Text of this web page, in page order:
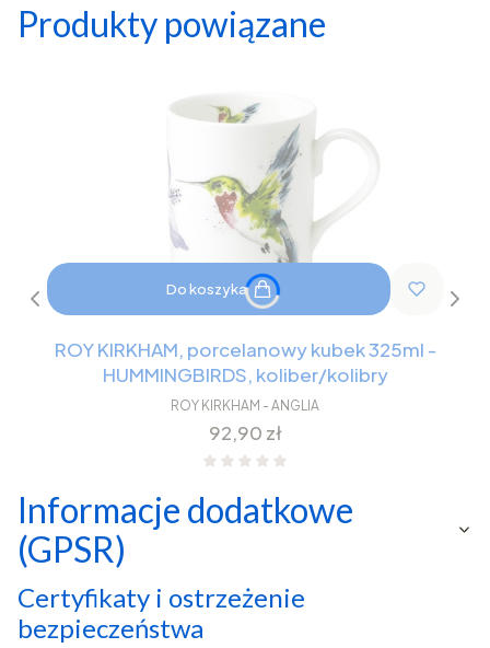
Produkty powiązane
Do koszyka
ROY KIRKHAM, porcelanowy kubek 325ml -
HUMMINGBIRDS, koliber/kolibry
ROY KIRKHAM - ANGLIA
Cena
92,90 zł
Informacje dodatkowe
(GPSR)
Certyfikaty i ostrzeżenie
bezpieczeństwa